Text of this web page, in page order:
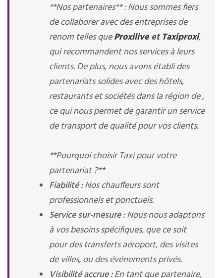
**Nos partenaires** : Nous sommes fiers
de collaborer avec des entreprises de
renom telles queProxiliveetTaxiproxi,
qui recommandent nos services à leurs
clients. De plus, nous avons établi des
partenariats solides avec des hôtels,
restaurants et sociétés dans la région de ,
ce qui nous permet de garantir un service
de transport de qualité pour vos clients.
**Pourquoi choisir Taxi pour votre
partenariat ?**
Fiabilité :Nos chauffeurs sont
professionnels et ponctuels.
Service sur-mesure :Nous nous adaptons
à vos besoins spécifiques, que ce soit
pour des transferts aéroport, des visites
de villes, ou des événements privés.
Visibilité accrue :En tant que partenaire,